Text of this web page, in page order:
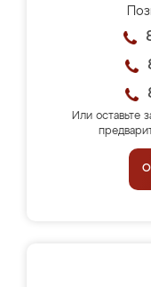
Или оставьте